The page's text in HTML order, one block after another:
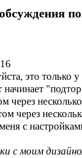
это только у
начинает
через
через
с
с моим